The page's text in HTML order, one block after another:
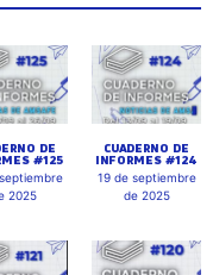
DE
#125
2025
CUADERNO DE
INFORMES #124
19 de septiembre
de 2025